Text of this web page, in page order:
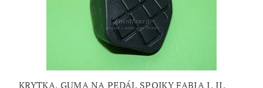
KRYTKA, GUMA NA PEDÁL SPOJKY FABIA I, II,